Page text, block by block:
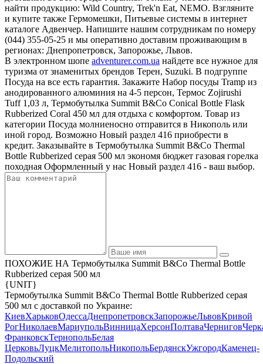
найти продукцию: Wild Country, Trek'n Eat, NEMO. Взгляните
и купите также Гермомешки, Питьевые системы в интернет
каталоге Адвенчер. Напишите нашим сотрудникам по номеру
(044) 355-05-25 и мы оперативно доставим проживающим в
регионах: Днепропетровск, Запорожье, Львов.
В электронном шопе adventurer.com.ua найдете все нужное для
туризма от знаменитых брендов Терен, Suzuki. В подгруппе
Посуда на все есть гарантия. Закажите Набор посуды Tramp из
анодированного алюминия на 4-5 персон, Термос Zojirushi
Tuff 1,03 л, Термобутылка Summit B&Co Conical Bottle Flask
Rubberized Coral 450 мл для отдыха с комфортом. Товар из
категории Посуда молниеносно отправится в Никополь или
иной город. Возможно Новый раздел 416 приобрести в
кредит. Заказывайте в Термобутылка Summit B&Co Thermal
Bottle Rubberized серая 500 мл экономя бюджет газовая горелка
походная Оформленный у нас Новый раздел 416 - ваш выбор.
ПОХОЖИЕ НА Термобутылка Summit B&Co Thermal Bottle
Rubberized серая 500 мл
{UNIT}
Термобутылка Summit B&Co Thermal Bottle Rubberized серая
500 мл с доставкой по Украине:
КиевХарьковОдессаДнепропетровскЗапорожьеЛьвовКривой
РогНиколаевМариупольВинницаХерсонПолтаваЧернигов
ФранковскТернопольБелая
ЦерковьЛуцкМелитопольНикопольБердянскУжгородКаменец-
Подольский